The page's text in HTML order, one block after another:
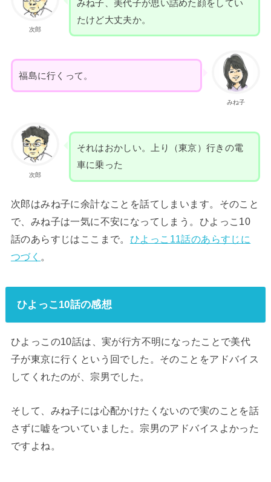
次郎
みね子、美代子が思い詰めた顔をしてい
たけど大丈夫か。
みね子
福島に行くって。
次郎
それはおかしい。上り（東京）行きの電
車に乗った
次郎はみね子に余計なことを話てしまいます。そのこと
で、みね子は一気に不安になってしまう。ひよっこ10
話のあらすじはここまで。 ひよっこ11話のあらすじに
つづく 。
ひよっこ10話の感想
ひよっこの10話は、実が行方不明になったことで美代
子が東京に行くという回でした。そのことをアドバイス
してくれたのが、宗男でした。
そして、みね子には心配かけたくないので実のことを話
さずに嘘をついていました。宗男のアドバイスよかった
ですよね。